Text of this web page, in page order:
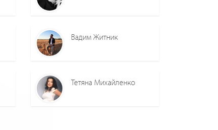
Вадим Житник
Тетяна Михайленко